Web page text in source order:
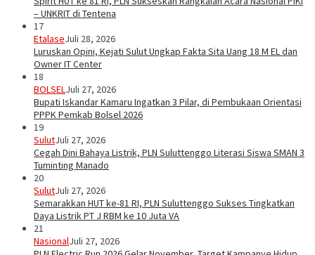
– UNKRIT di Tentena
17
EtalaseJuli 28, 2026
Luruskan Opini, Kejati Sulut Ungkap Fakta Sita Uang 18 M EL dan
Owner IT Center
18
BOLSELJuli 27, 2026
Bupati Iskandar Kamaru Ingatkan 3 Pilar, di Pembukaan Orientasi
PPPK Pemkab Bolsel 2026
19
SulutJuli 27, 2026
Cegah Dini Bahaya Listrik, PLN Suluttenggo Literasi Siswa SMAN 3
Tuminting Manado
20
SulutJuli 27, 2026
Semarakkan HUT ke-81 RI, PLN Suluttenggo Sukses Tingkatkan
Daya Listrik PT J RBM ke 10 Juta VA
21
NasionalJuli 27, 2026